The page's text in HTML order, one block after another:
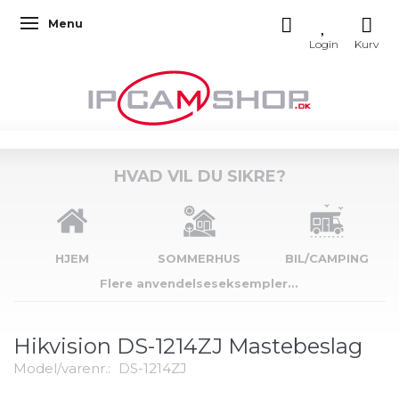
Skifte navigation
Menu
HVAD VIL DU SIKRE?
HJEM SOMMERHUS
BIL/CAMPING
Flere anvendelseseksempler...
Hikvision DS-1214ZJ Mastebeslag
Model/varenr.: DS-1214ZJ